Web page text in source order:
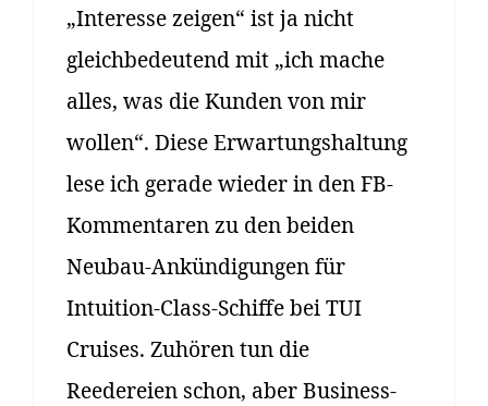
„Interesse zeigen“ ist ja nicht
gleichbedeutend mit „ich mache
alles, was die Kunden von mir
wollen“. Diese Erwartungshaltung
lese ich gerade wieder in den FB-
Kommentaren zu den beiden
Neubau-Ankündigungen für
Intuition-Class-Schiffe bei TUI
Cruises. Zuhören tun die
Reedereien schon, aber Business-